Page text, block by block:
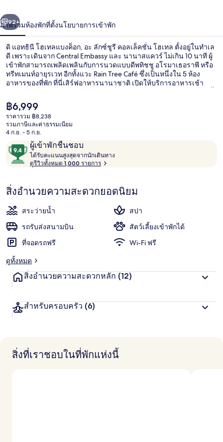
โฮ
เทล
แบงค็
อก,
อะ
ลัก
ชูรี
คอลเล็
คชั่น
โฮ
เทล
า
ถัดไป
92+
ภาพรวมห้องพักที่ตั้งนโยบายการเข้าพัก
ดิ แอทธินี โฮเทลแบงค็อก, อะ ลักซ์ชูรี คอลเล็คชั่น โฮเทล ตั้งอยู่ในทำเล
ดี เพราะเดินจาก Central Embassy และ นานาสแควร์ ไม่เกิน 10 นาที ผู้
เข้าพักสามารถเพลิดเพลินกับการนวดแบบดีพทิชชู อโรมาเธอราพี หรือ
ทรีทเมนท์อายุรเวท อีกทั้งแวะ Rain Tree Café ซึ่งเป็นหนึ่งใน 5 ห้อง
อาหารของที่พัก ที่นี่เสิร์ฟอาหารนานาชาติ เปิดให้บริการอาหารเช้า
ได้แก่ 2 บาร์/เลานจ์ สระว่ายน้ำกลางแจ้ง และบาร์ริมสระว่ายน้ำ นัก
เดินทางล้วนประทับใจพนักงานและสภาพที่พัก ใกล้ขนส่งสาธารณะ:
เดิน 5 นาทีถึง สถานีบีทีเอสเพลินจิต และ 9 นาทีถึง สถานีรถไฟฟ้า BTS
ชิดลม
ราคา
ปัจจุบัน
฿6,999
฿6,999
ราคารวม ฿8,238
รวมภาษีและค่าธรรมเนียม
4 ก.ย. - 5 ก.ย.
รีวิว ผู้เข้าพักชื่นชอบ
9.4
จาก
10,
เข้า
ชอบ
ได้รับคะแนนสูงสุดจากนักเดินทาง
ค
แ
น
น
ง
จ
า
า
ง
ดูรีวิวทั้งหมด 1,000 รายการ
สิ่งอำนวยความสะดวกยอดนิยม
สระว่ายน้ำ
สปา
รถรับส่งสนามบิน
สัตว์เลี้ยงเข้าพักได้
ที่จอดรถฟรี
Wi-Fi ฟรี
ดูทั้งหมด
สิ่งอำนวยความสะดวกหลัก (12)
สำหรับครอบครัว (6)
สิ่งที่เราชอบในที่พักแห่งนี้